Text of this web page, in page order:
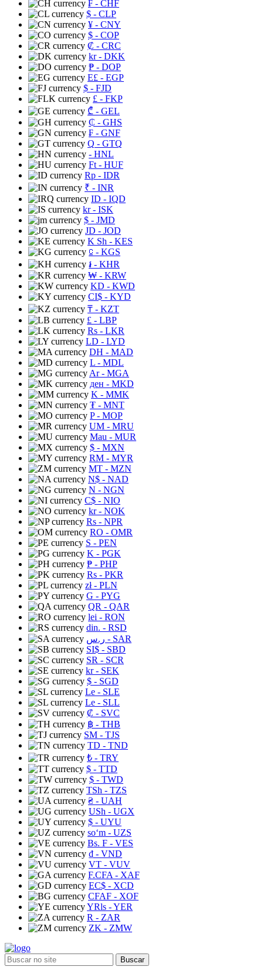
₣ - CHF
$ - CLP
¥ - CNY
$ - COP
₡ - CRC
kr- DKK
₱ - DOP
E£ - EGP
$ - FJD
£ - FKP
₾ - GEL
₵ - GHS
₣ - GNF
Q - GTQ
- HNL
Ft - HUF
Rp - IDR
₹ - INR
ID - IQD
kr- ISK
$ - JMD
JD - JOD
K Sh - KES
⃀ - KGS
៛ - KHR
₩ - KRW
KD - KWD
CI$ - KYD
₸ - KZT
£ - LBP
Rs - LKR
LD - LYD
DH - MAD
L - MDL
Ar- MGA
ден - MKD
K - MMK
₮ - MNT
P- MOP
UM - MRU
Mau - MUR
$ - MXN
RM - MYR
MT - MZN
N$ - NAD
N - NGN
C$ - NIO
kr- NOK
Rs - NPR
RO - OMR
S - PEN
K - PGK
₱ - PHP
Rs - PKR
zł- PLN
G - PYG
QR - QAR
lei - RON
din. - RSD
ر.س - SAR
SI$ - SBD
SR - SCR
kr- SEK
$ - SGD
Le - SLE
Le - SLL
₡ - SVC
฿ - THB
ЅМ - TJS
TD - TND
₺ - TRY
$ - TTD
$ - TWD
TSh - TZS
₴ - UAH
USh - UGX
$ - UYU
soʻm - UZS
Bs. F - VES
₫ - VND
VT - VUV
F.CFA - XAF
EC$ - XCD
CFAF - XOF
YRls - YER
R - ZAR
ZK - ZMW
Buscar